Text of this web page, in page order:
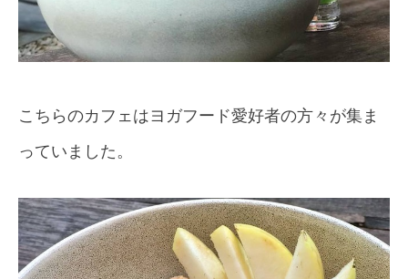
こちらのカフェはヨガフード愛好者の方々が集ま
っていました。